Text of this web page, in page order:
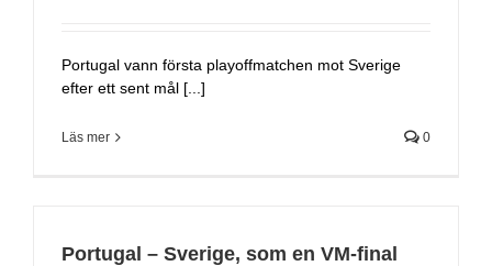
Portugal vann första playoffmatchen mot Sverige
efter ett sent mål [...]
Läs mer 0
Portugal – Sverige, som en VM-final